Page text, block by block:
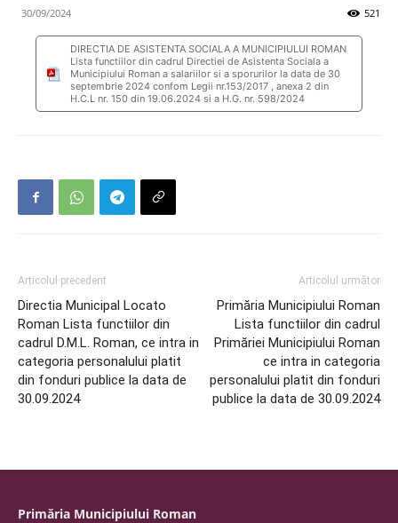
30/09/2024 521
DIRECTIA DE ASISTENTA SOCIALA A MUNICIPIULUI ROMAN
Lista functiilor din cadrul Directiei de Asistenta Sociala a
Municipiului Roman a salariilor si a sporurilor la data de 30
septembrie 2024 confom Legii nr.153/2017 , anexa 2 din
H.C.L nr. 150 din 19.06.2024 si a H.G. nr. 598/2024
Articolul precedent
Directia Municipal Locato
Roman Lista functiilor din
cadrul D.M.L. Roman, ce intra in
categoria personalului platit
din fonduri publice la data de
30.09.2024
Articolul următor
Primăria Municipiului Roman
Lista functiilor din cadrul
Primăriei Municipiului Roman
ce intra in categoria
personalului platit din fonduri
publice la data de 30.09.2024
Primăria Municipiului Roman